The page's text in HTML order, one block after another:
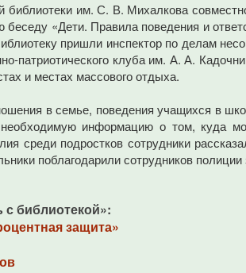
библиотеки им. С. В. Михалкова
беседу «Дети. Правила поведения и
пришли инспектор по делам
патриотического клуба им. А. А.
и местах массового отдыха.
в семье, поведения учащихся в
информацию о том, куда
среди подростков сотрудники
поблагодарили сотрудников
библиотекой»:
защита»